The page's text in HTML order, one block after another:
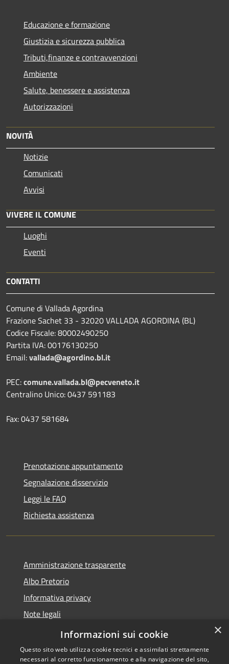
Educazione e formazione
Giustizia e sicurezza pubblica
Tributi,finanze e contravvenzioni
Ambiente
Salute, benessere e assistenza
Autorizzazioni
NOVITÀ
Notizie
Comunicati
Avvisi
VIVERE IL COMUNE
Luoghi
Eventi
CONTATTI
Comune di Vallada Agordina
Frazione Sachet 33 - 32020 VALLADA AGORDINA (BL)
Codice Fiscale: 80002490250
Partita IVA: 00176130250
Email:vallada@agordino.bl.it
PEC:comune.vallada.bl@pecveneto.it
Centralino Unico: 0437 591183
Fax: 0437 581684
Prenotazione appuntamento
Segnalazione disservizio
Leggi le FAQ
Richiesta assistenza
Amministrazione trasparente
Albo Pretorio
Informativa privacy
Note legali
Dichiarazione di accessibilità
×
Informazioni sui cookie
Questo sito web utilizza cookie tecnici e assimilati strettamente
necessari al corretto funzionamento e alla navigazione del sito,